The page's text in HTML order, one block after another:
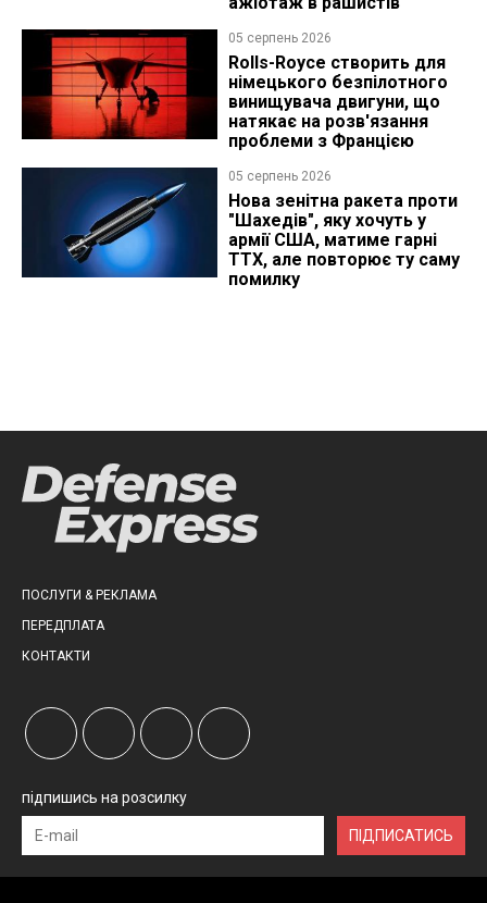
05 серпень 2026
Rolls-Royce створить для
німецького безпілотного
винищувача двигуни, що
натякає на розв'язання
проблеми з Францією
05 серпень 2026
Нова зенітна ракета проти
"Шахедів", яку хочуть у
армії США, матиме гарні
ТТХ, але повторює ту саму
помилку
ПОСЛУГИ & РЕКЛАМА
ПЕРЕДПЛАТА
КОНТАКТИ
підпишись на розсилку
ПІДПИСАТИСЬ